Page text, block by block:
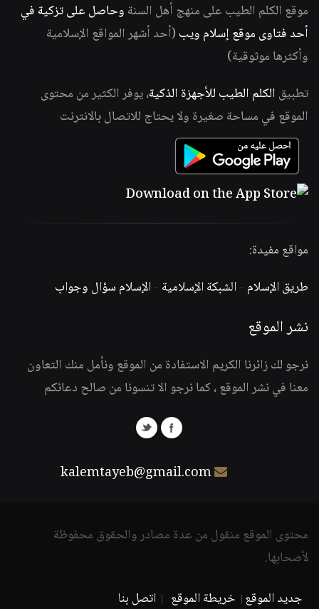
موقع الكلم الطيب على منهج أهل السنة وحاصل على تزكية في
أحد فتاوى موقع إسلام ويب (أحد أشهر المواقع الإسلامية
وأكثرها موثوقية)
تطبيق الكلم الطيب للأجهزة الذكية، يوفر الكثير من محتوى
الموقع في مساحة صغيرة ولا يحتاج للاتصال بالانترنت
مواقع مفيدة:
طريق الإسلام -الشبكة الإسلامية -الإسلام سؤال وجواب
نشر الموقع
نرجو لك زائرنا الكريم الاستفادة من الموقع ونأمل منك التعاون
معنا في نشر الموقع ، كما نرجو الا تنسونا من صالح دعائكم
kalemtayeb@gmail.com
محتوى الموقع منقول من عدة مصادر والحقوق محفوظة
لأصحابها.
جديد الموقع خريطة الموقع اتصل بنا